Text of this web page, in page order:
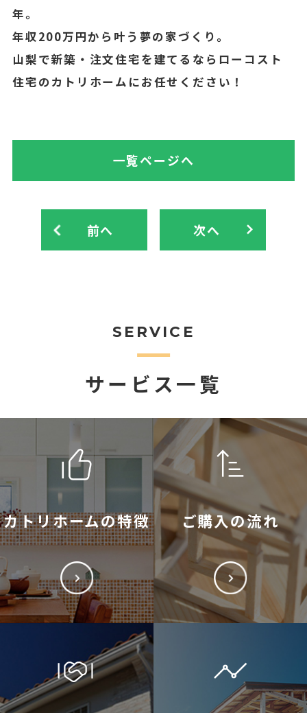
年。
年収200万円から叶う夢の家づくり。
山梨で新築・注文住宅を建てるならローコスト
住宅のカトリホームにお任せください！
前へ
一覧ページへ
次へ
SERVICE
サービス一覧
カトリホームの特徴 ご購入の流れ